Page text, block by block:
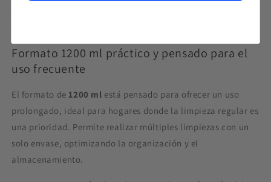
Formato 1200 ml práctico y pensado para el
uso frecuente
El formato de1200 ml está pensado para ofrecer un uso
prolongado, ideal para hogares donde la limpieza regular es
una prioridad. Permite realizar múltiples limpiezas con un
solo envase, optimizando la organización y el
almacenamiento.